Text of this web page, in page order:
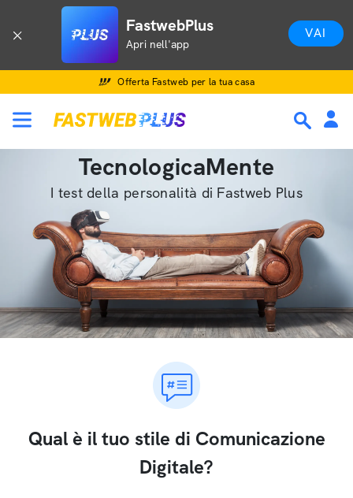
FastwebPlus
Apri nell'app
VAI
Offerta Fastweb per la tua casa
TecnologicaMente
I test della personalità di Fastweb Plus
Qual è il tuo stile di Comunicazione
Digitale?